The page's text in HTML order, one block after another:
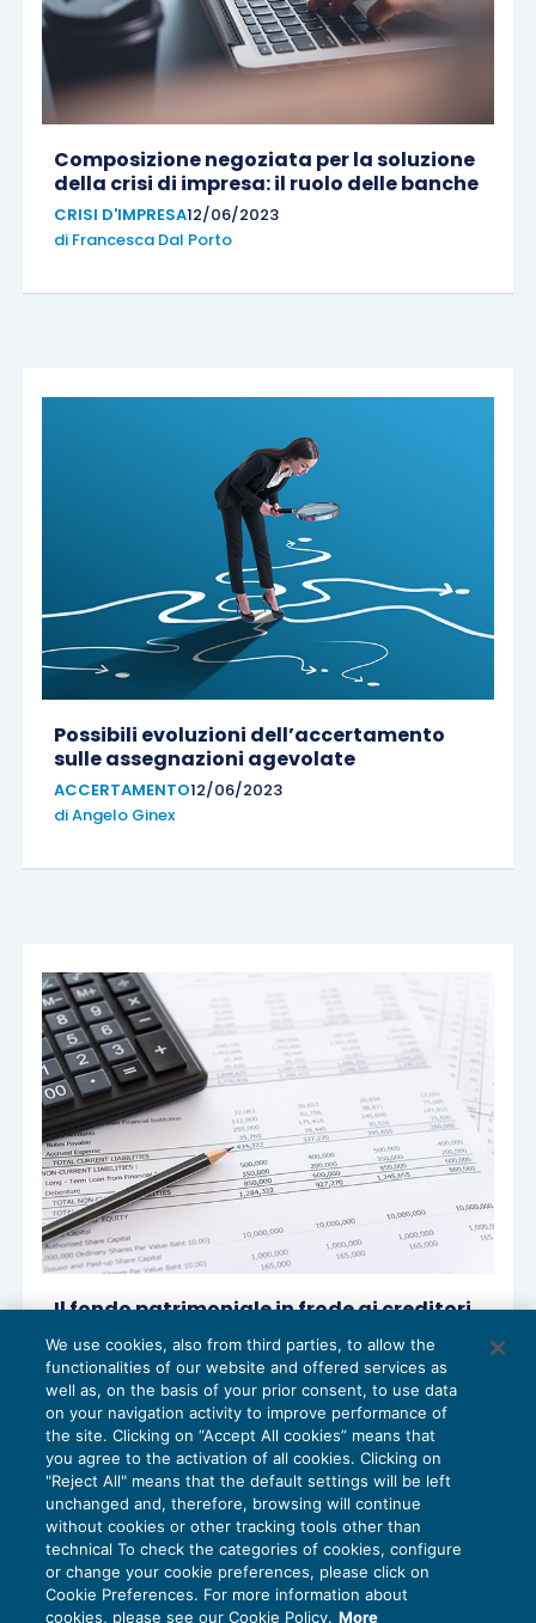
Composizione negoziata per la soluzione
della crisi di impresa: il ruolo delle banche
CRISI D'IMPRESA12/06/2023
di Francesca Dal Porto
Possibili evoluzioni dell’accertamento
sulle assegnazioni agevolate
ACCERTAMENTO12/06/2023
diAngelo Ginex
Il fondo patrimoniale in frode ai creditori
conduce al reato di sottrazione
fraudolenta
PENALE TRIBUTARIO12/06/2023
diGianfranco Antico
Privacy Policy
We use cookies, also from third parties, to allow the
functionalities of our website and offered services as
well as, on the basis of your prior consent, to use data
on your navigation activity to improve performance of
the site. Clicking on “Accept All cookies” means that
you agree to the activation of all cookies. Clicking on
"Reject All" means that the default settings will be left
unchanged and, therefore, browsing will continue
without cookies or other tracking tools other than
technical To check the categories of cookies, configure
or change your cookie preferences, please click on
Cookie Preferences. For more information about
cookies, please see our Cookie Policy. More